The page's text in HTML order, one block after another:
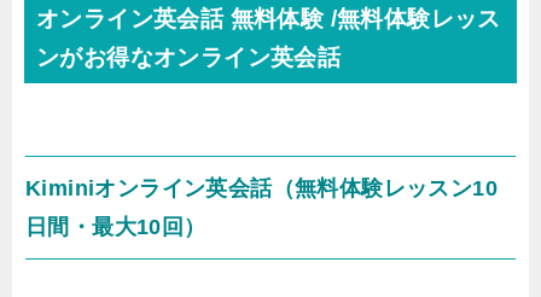
オンライン英会話 無料体験 /無料体験レッス
ンがお得なオンライン英会話
Kiminiオンライン英会話（無料体験レッスン10
日間・最大10回）